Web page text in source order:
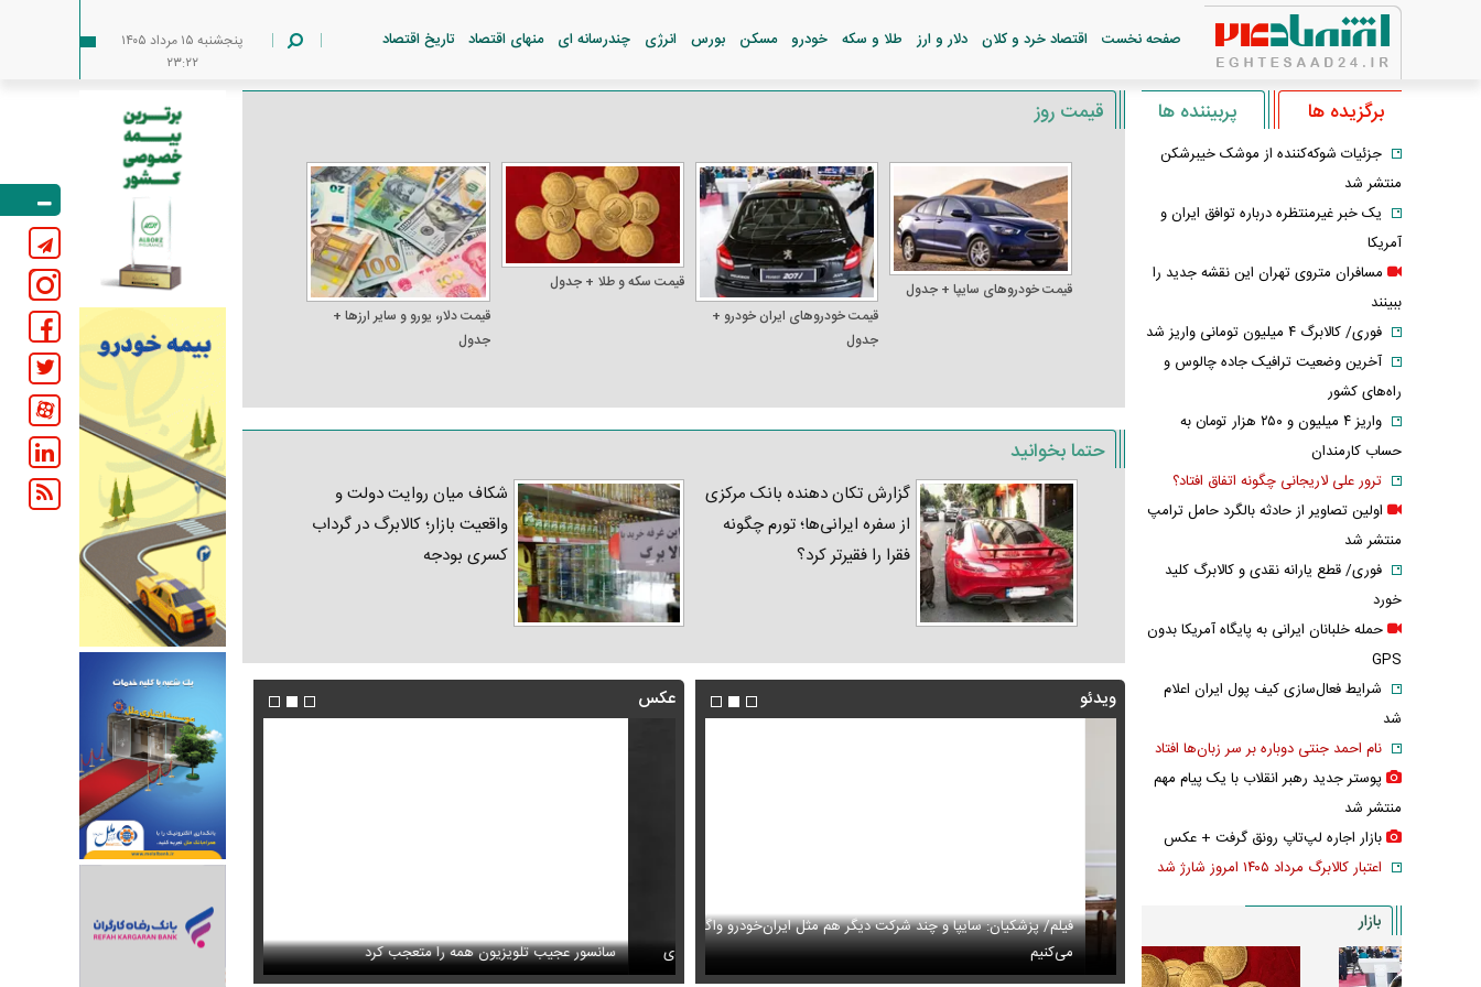
صفحه نخست اقتصاد خرد و کلان دلار و ارز طلا و سکه خودرو مسکن بورس انرژی چندرسانه ای منهای اقتصاد تاریخ اقتصاد
پنجشنبه ۱۵ مرداد ۱۴۰۵
۲۳:۲۲
قیمت روز
قیمت خودرو‌های سایپا + جدول
قیمت خودرو‌های ایران خودرو +
جدول
قیمت سکه و طلا + جدول
قیمت دلار، یورو و سایر ارز‌ها +
جدول
حتما بخوانید
گزارش تکان‌ دهنده بانک مرکزی
از سفره ایرانی‌ها؛ تورم چگونه
فقرا را فقیرتر کرد؟
شکاف میان روایت دولت و
واقعیت بازار؛ کالابرگ در گرداب
کسری بودجه
ویدئو
اگر ارز ترجیحی را حذف نمی‌کردیم، قطعاً قحطی
فیلم/ پزشکیان: سایپا و چند شرکت دیگر هم مثل ایران‌خودرو واگذار
می‌کنیم
حمله خلبانان ایرانی به پایگاه آمریکا بدون GPS
فیلم/ پزشکیان: اگر ارز ترجیحی را حذف
پیش می‌آمد
عکس
جدید صابر ابر در فضای مجازی پربازدید شد عکس دیده‌نشده ظل‌السلطنه نوه ناصرالدین شاه در لباس دامادی سانسور عجیب تلویزیون همه را متعجب کرد استایل جدید صابر ابر در فضای مجازی
برگزیده ها پربیننده ها
جزئیات شوکه‌کننده از موشک خیبرشکن
منتشر شد
یک خبر غیرمنتظره درباره توافق ایران و
آمریکا
مسافران متروی تهران این نقشه جدید را
ببینند
فوری/ کالابرگ ۴ میلیون تومانی واریز شد
آخرین وضعیت ترافیک جاده چالوس و
راه‌های کشور
واریز ۴ میلیون و ۲۵۰ هزار تومان به
حساب کارمندان
ترور علی لاریجانی چگونه اتفاق افتاد؟
اولین تصاویر از حادثه بالگرد حامل ترامپ
منتشر شد
فوری/ قطع یارانه نقدی و کالابرگ کلید
خورد
حمله خلبانان ایرانی به پایگاه آمریکا بدون
GPS
شرایط فعال‌سازی کیف پول ایران اعلام
شد
نام احمد جنتی دوباره بر سر زبان‌ها افتاد
پوستر جدید رهبر انقلاب با یک پیام مهم
منتشر شد
بازار اجاره لپ‌تاپ رونق گرفت + عکس
اعتبار کالابرگ مرداد ۱۴۰۵ امروز شارژ شد
بازار